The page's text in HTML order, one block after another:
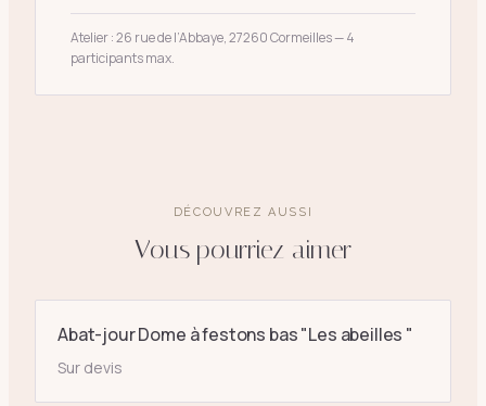
Atelier : 26 rue de l’Abbaye, 27260 Cormeilles — 4
participants max.
DÉCOUVREZ AUSSI
Vous pourriez aimer
Abat-jour Dome à festons bas "Les abeilles "
Sur devis